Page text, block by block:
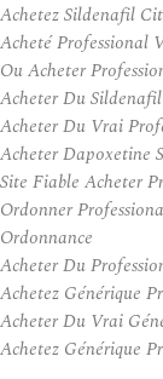
Achetez Sildenafil
Acheté Professional
Ou Acheter
Acheter Du
Acheter Du Vrai
Acheter Dapoxetine
Site Fiable Acheter
Ordonner
Ordonnance
Acheter Du
Achetez Générique
Acheter Du Vrai
Achetez Générique